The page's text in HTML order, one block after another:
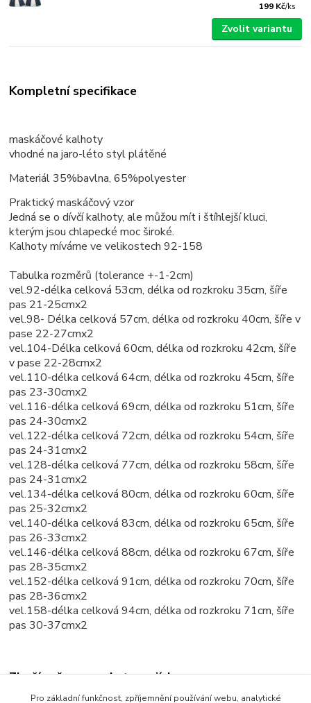
199 Kč/ks
Zvolit variantu
Kompletní specifikace
maskáčové kalhoty
vhodné na jaro-léto styl plátěné
Materiál 35%bavlna, 65%polyester
Praktický maskáčový vzor
Jedná se o dívčí kalhoty, ale můžou mít i štíhlejší kluci,
kterým jsou chlapecké moc široké.
Kalhoty míváme ve velikostech 92-158
Tabulka rozměrů (tolerance +-1-2cm)
vel.92-délka celková 53cm, délka od rozkroku 35cm, šíře
pas 21-25cmx2
vel.98- Délka celková 57cm, délka od rozkroku 40cm, šíře v
pase 22-27cmx2
vel.104-Délka celková 60cm, délka od rozkroku 42cm, šíře
v pase 22-28cmx2
vel.110-délka celková 64cm, délka od rozkroku 45cm, šíře
pas 23-30cmx2
vel.116-délka celková 69cm, délka od rozkroku 51cm, šíře
pas 24-30cmx2
vel.122-délka celková 72cm, délka od rozkroku 54cm, šíře
pas 24-31cmx2
vel.128-délka celková 77cm, délka od rozkroku 58cm, šíře
pas 24-31cmx2
vel.134-délka celková 80cm, délka od rozkroku 60cm, šíře
pas 25-32cmx2
vel.140-délka celková 83cm, délka od rozkroku 65cm, šíře
pas 26-33cmx2
vel.146-délka celková 88cm, délka od rozkroku 67cm, šíře
pas 28-35cmx2
vel.152-délka celková 91cm, délka od rozkroku 70cm, šíře
pas 28-36cmx2
vel.158-délka celková 94cm, délka od rozkroku 71cm, šíře
pas 30-37cmx2
Zboží zařazeno v kategoriích
Pro základní funkčnost, zpříjemnění používání webu, analytické